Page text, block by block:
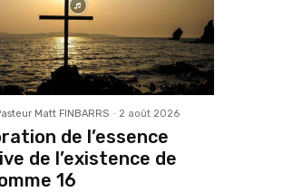
Matt FINBARRS - 2 août 2026
de l’essence
de l’existence de
16